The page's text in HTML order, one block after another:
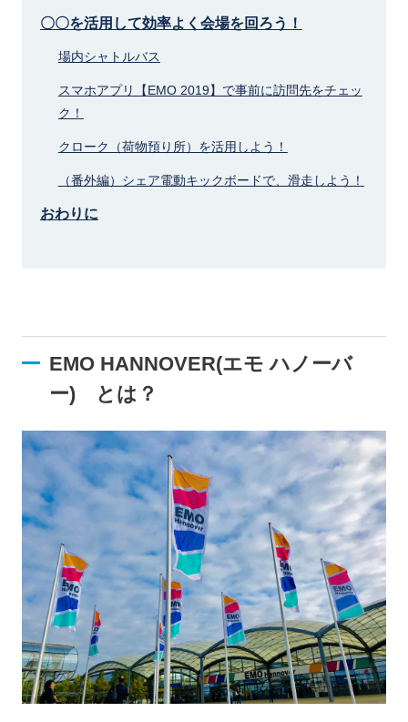
〇〇を活用して効率よく会場を回ろう！
場内シャトルバス
スマホアプリ【EMO 2019】で事前に訪問先をチェッ
ク！
クローク（荷物預り所）を活用しよう！
（番外編）シェア電動キックボードで、滑走しよう！
おわりに
EMO HANNOVER(エモ ハノーバ
ー) とは？